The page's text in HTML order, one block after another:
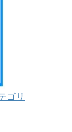
ゴリ